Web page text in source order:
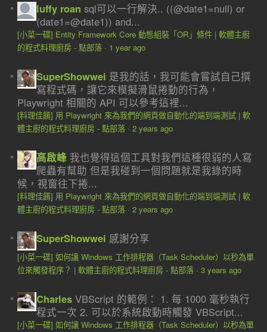
luffy roan sql可以一行解決.. ((@date1=null) or
(date1=@date1)) and...
[小菜一碟] Entity Framework Core 動態組裝「OR」條件 | 軟體主廚
的程式料理廚房 - 點部落· 1 year ago
SuperShowwei 是我的話，我可能會嘗試自己撰
寫程式碼，讓它來模擬滑鼠捲動的行為，
Playwright 相關的 API 可以參考這裡...
[料理佳餚] 用 Playwright 來為我們的網頁做自動化的端到端測試 | 軟
體主廚的程式料理廚房 - 點部落· 2 years ago
高啟峰 我也覺得這個工具對我們這種很弱的人寫
爬蟲有幫助 但是我碰到一個問題就是我錄的時
候，視窗往下捲...
[料理佳餚] 用 Playwright 來為我們的網頁做自動化的端到端測試 | 軟
體主廚的程式料理廚房 - 點部落· 2 years ago
SuperShowwei 感謝分享
[小菜一碟] 如何讓 Windows 工作排程器（Task Scheduler）以秒為單
位來觸發程序？ | 軟體主廚的程式料理廚房 - 點部落· 3 years ago
Charles VBScript 的範例： 1. 每 1000 毫秒執行
程式一次 2. 可以於系統啟動時觸發 VBScript...
[小菜一碟] 如何讓 Windows 工作排程器（Task Scheduler）以秒為單